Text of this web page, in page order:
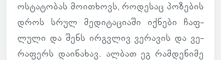
ოს­ტა­ტო­ბას მო­ი­თხოვს, რო­დე­საც პო­ზე­ბის
დროს სრულ მე­დი­ტა­ცი­აში იქ­ნები ჩაფ­
ლული და შენს ირ­გვლივ ვე­რა­ვის და ვე­
რა­ფერს და­ი­ნა­ხავ. ალბათ ეგ რამ­დე­ნიმე